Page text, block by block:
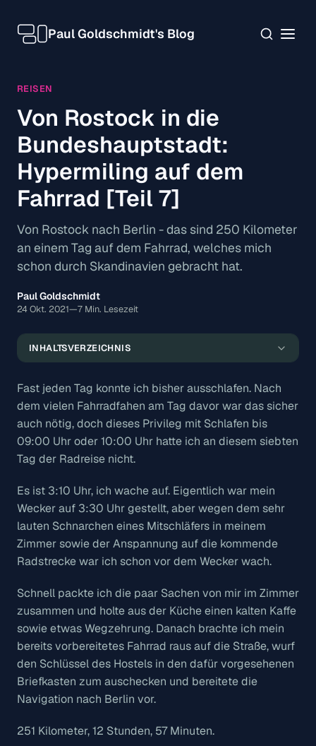
Paul Goldschmidt's Blog
REISEN
Von Rostock in die
Bundeshauptstadt:
Hypermiling auf dem
Fahrrad [Teil 7]
Von Rostock nach Berlin - das sind 250 Kilometer
an einem Tag auf dem Fahrrad, welches mich
schon durch Skandinavien gebracht hat.
Paul Goldschmidt
24 Okt. 2021—7 Min. Lesezeit
INHALTSVERZEICHNIS
Auf der Zielgeraden
Fast jeden Tag konnte ich bisher ausschlafen. Nach
dem vielen Fahrradfahen am Tag davor war das sicher
auch nötig, doch dieses Privileg mit Schlafen bis
09:00 Uhr oder 10:00 Uhr hatte ich an diesem siebten
Tag der Radreise nicht.
Es ist 3:10 Uhr, ich wache auf. Eigentlich war mein
Wecker auf 3:30 Uhr gestellt, aber wegen dem sehr
lauten Schnarchen eines Mitschläfers in meinem
Zimmer sowie der Anspannung auf die kommende
Radstrecke war ich schon vor dem Wecker wach.
Schnell packte ich die paar Sachen von mir im Zimmer
zusammen und holte aus der Küche einen kalten Kaffe
sowie etwas Wegzehrung. Danach brachte ich mein
bereits vorbereitetes Fahrrad raus auf die Straße, wurf
den Schlüssel des Hostels in den dafür vorgesehenen
Briefkasten zum auschecken und bereitete die
Navigation nach Berlin vor.
251 Kilometer, 12 Stunden, 57 Minuten.